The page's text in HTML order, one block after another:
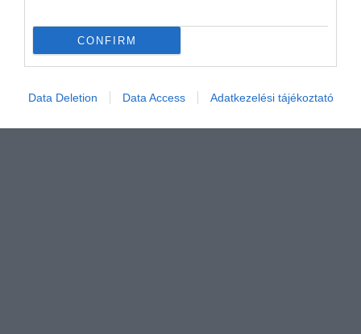
CONFIRM
Data Deletion Data Access Adatkezelési tájékoztató